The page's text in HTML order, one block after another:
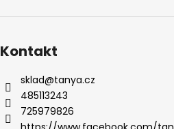
Kontakt
sklad@tanya.cz
485113243
725979826